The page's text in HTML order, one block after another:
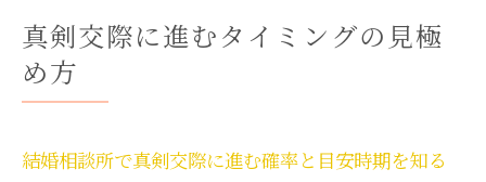
真剣交際の切り出し方と迷いを減らす方法
結婚相談所の真剣交際ルールを徹底解説
真剣交際に進むタイミングの見極
め方
結婚相談所で真剣交際に進む確率と目安時期を知る